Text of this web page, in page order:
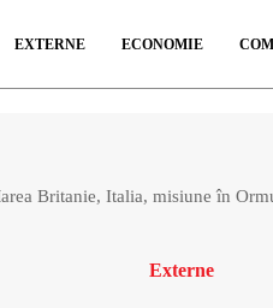
EXTERNE ECONOMIE
Britanie, Italia, misiune în
Externe